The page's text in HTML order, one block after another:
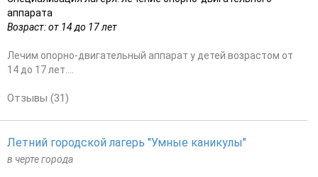
аппарата
Возраст: от 14 до 17 лет
Лечим опорно-двигательный аппарат у детей возрастом от
14 до 17 лет....
Отзывы (31)
Летний городской лагерь "Умные каникулы"
в черте города